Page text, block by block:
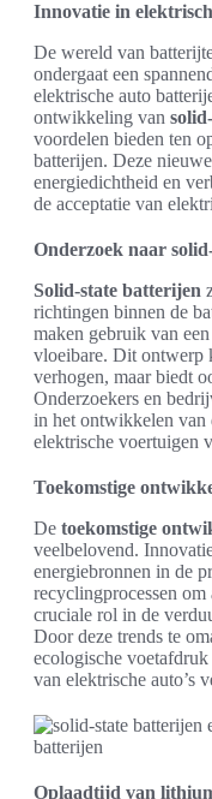
Innovatie in
De wereld van
ondergaat een
elektrische auto
ontwikkeling van
voordelen bieden ten
batterijen. Deze
energiedichtheid en
de acceptatie van
Onderzoek naar
Solid-state batterijen
richtingen binnen de
maken gebruik van
vloeibare. Dit ontwerp
verhogen, maar biedt
Onderzoekers en
in het ontwikkelen van
elektrische voertuigen
Toekomstige
De toekomstige
veelbelovend.
energiebronnen in de
recyclingprocessen
cruciale rol in de
Door deze trends te
ecologische
van elektrische auto’s
Oplaadtijd van